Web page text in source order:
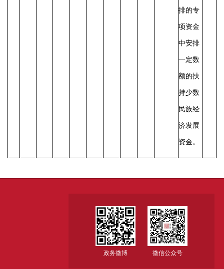
排的专
项资金
中安排
一定数
额的扶
持少数
民族经
济发展
资金。
政务微博 微信公众号